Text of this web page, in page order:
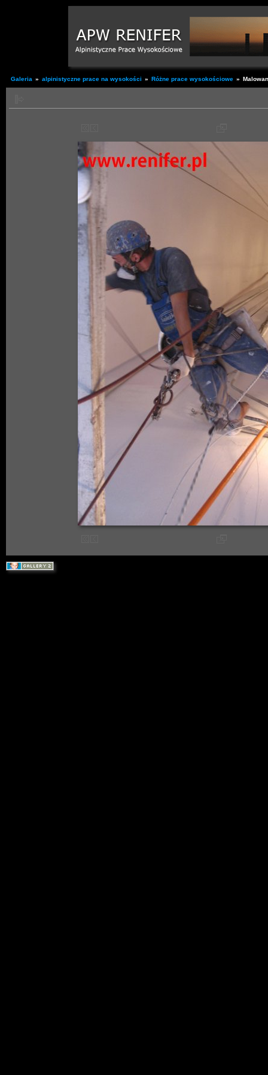
Galeria » alpinistyczne prace na wysokości » Różne prace wysokościowe »